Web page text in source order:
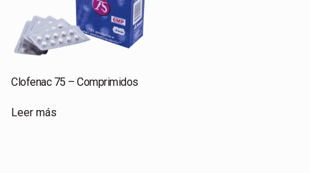
Clofenac 75 – Comprimidos
Leer más